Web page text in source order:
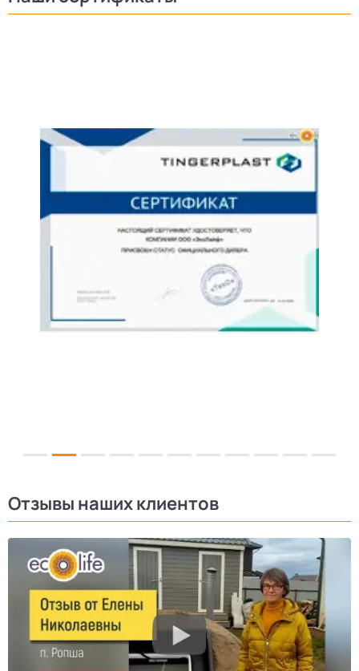
Отзывы наших клиентов